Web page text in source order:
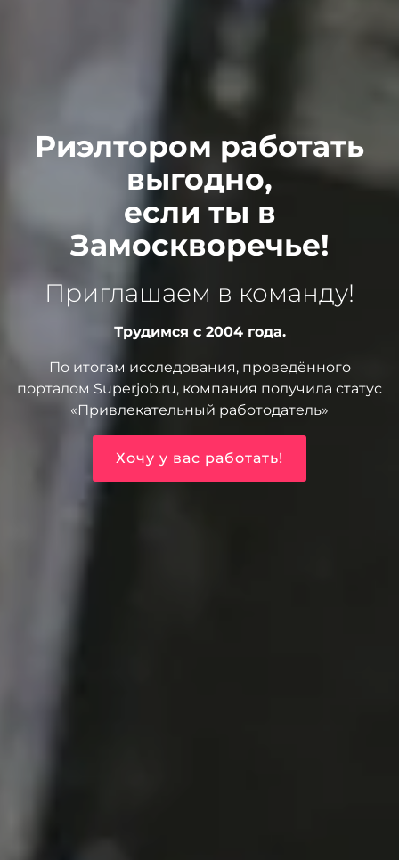
Риэлтором работать
выгодно,
если ты в
Замоскворечье!
Приглашаем в команду!
Трудимся с 2004 года.
По итогам исследования, проведённого
порталом Superjob.ru, компания получила статус
«Привлекательный работодатель»
Хочу у вас работать!